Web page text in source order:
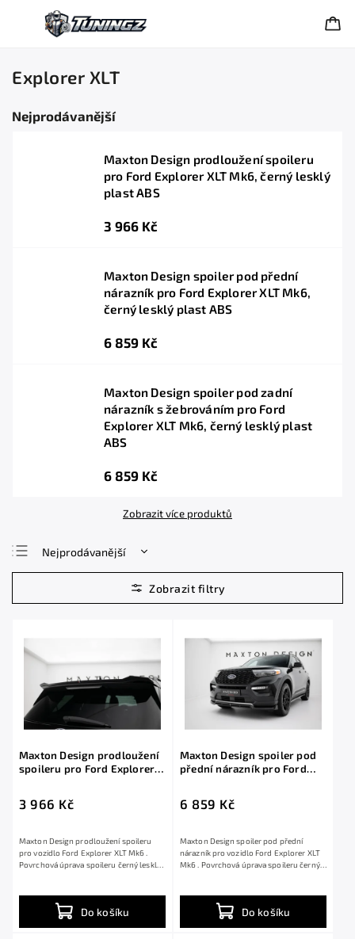
Explorer XLT
Nejprodávanější
Maxton Design prodloužení spoileru
pro Ford Explorer XLT Mk6, černý lesklý
plast ABS
3 966 Kč
Maxton Design spoiler pod přední
nárazník pro Ford Explorer XLT Mk6,
černý lesklý plast ABS
6 859 Kč
Maxton Design spoiler pod zadní
nárazník s žebrováním pro Ford
Explorer XLT Mk6, černý lesklý plast
ABS
6 859 Kč
Zobrazit více produktů
Nejprodávanější
Nejlevnější
Nejdražší
Maxton Design prodloužení
spoileru pro Ford Explorer
3 966 Kč
Do košíku
Maxton Design prodloužení spoileru
pro vozidlo Ford Explorer XLT Mk6 .
Povrchová úprava spoileru černý lesklý
Maxton Design spoiler pod
přední nárazník pro Ford
6 859 Kč
Do košíku
Maxton Design spoiler pod přední
nárazník pro vozidlo Ford Explorer XLT
Mk6 . Povrchová úprava spoileru černý